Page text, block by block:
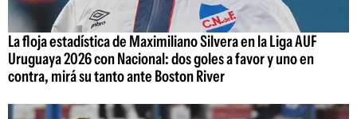
La floja estadística de Maximiliano Silvera en la Liga AUF
Uruguaya 2026 con Nacional: dos goles a favor y uno en
contra, mirá su tanto ante Boston River